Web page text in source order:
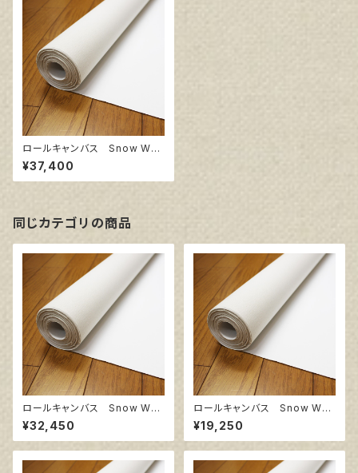
ロールキャンバス Snow Whit
e SPC 142㎝巾×10m巻
¥37,400
同じカテゴリの商品
ロールキャンバス Snow Whit
e SPC 172㎝巾×5m巻
¥32,450
ロールキャンバス Snow Whit
e SPC 142㎝巾×5m巻
¥19,250